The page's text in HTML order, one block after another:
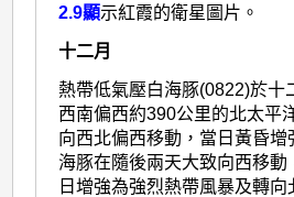
2.9顯示紅霞的衛星圖片。
十二月
熱帶低氣壓白海豚(0822)於十
西南偏西約390公里的北太平
向西北偏西移動，當日黃昏增
海豚在隨後兩天大致向西移動
日增強為強烈熱帶風暴及轉